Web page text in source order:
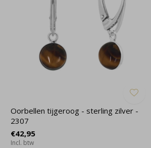
Oorbellen tijgeroog - sterling zilver -
2307
€42,95
Incl. btw